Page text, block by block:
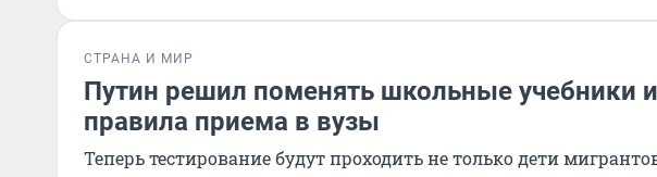
СТРАНА И МИР
Путин решил поменять школьные учебники и
правила приема в вузы
Теперь тестирование будут проходить не только дети